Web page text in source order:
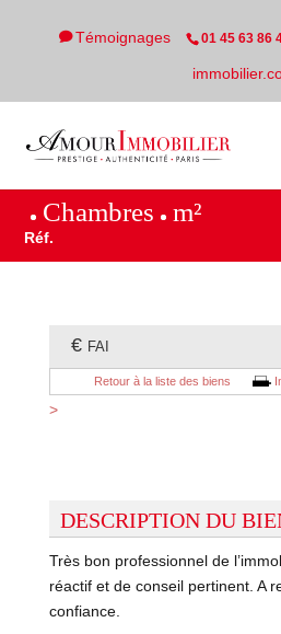
Témoignages 01 45 63 86
Chambres m²
Réf.
€ FAI
Retour à la liste des biens
>
DESCRIPTION DU
Très bon professionnel de
réactif et de conseil pertinent. A
confiance.